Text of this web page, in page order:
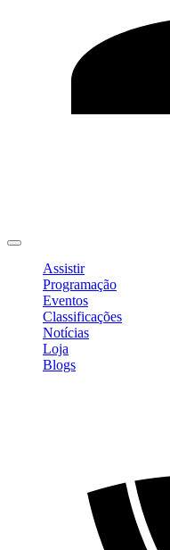
Assistir
Programação
Eventos
Classificações
Notícias
Loja
Blogs